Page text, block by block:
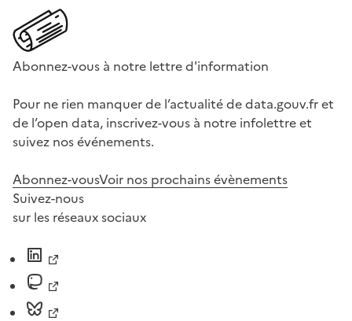
Abonnez-vous à notre lettre d'information
Pour ne rien manquer de l’actualité de data.gouv.fr et
de l’open data, inscrivez-vous à notre infolettre et
suivez nos événements.
Abonnez-vousVoir nos prochains évènements
Suivez-nous
sur les réseaux sociaux